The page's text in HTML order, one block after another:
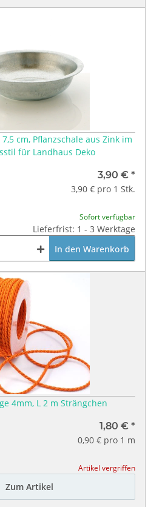
cm, Pflanzschale aus Zink im
für Landhaus Deko
3,90 € *
3,90 € pro 1 Stk.
Sofort verfügbar
Lieferfrist: 1 - 3 Werktage
In den Warenkorb
4mm, L 2 m Strängchen
1,80 € *
0,90 € pro 1 m
Artikel vergriffen
Zum Artikel